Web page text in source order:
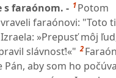
s faraónom. - 1 Potom
faraónovi: "Toto ti
»Prepusť môj
slávnosť!«" 2 Faraón
aby som ho